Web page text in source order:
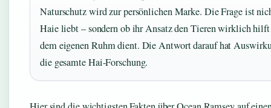
Naturschutz wird zur persönlichen Marke. Die Frage ist
Haie liebt – sondern ob ihr Ansatz den Tieren wirklich hilft
dem eigenen Ruhm dient. Die Antwort darauf hat
die gesamte Hai-Forschung.